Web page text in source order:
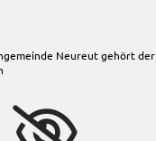
Neureut gehört der